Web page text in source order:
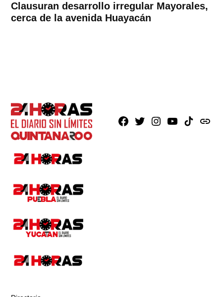
Clausuran desarrollo irregular Mayorales,
cerca de la avenida Huayacán
Facebook
X Instagram
YoutubeTikTokissuu